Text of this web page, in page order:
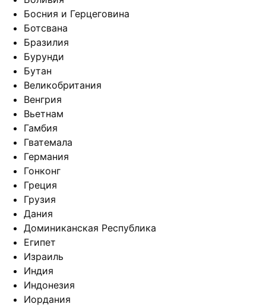
Босния и Герцеговина
Ботсвана
Бразилия
Бурунди
Бутан
Великобритания
Венгрия
Вьетнам
Гамбия
Гватемала
Германия
Гонконг
Греция
Грузия
Дания
Доминиканская Республика
Египет
Израиль
Индия
Индонезия
Иордания